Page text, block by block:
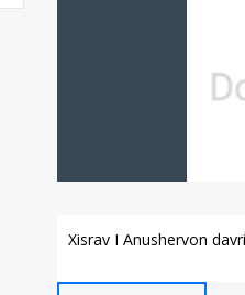
Xisrav I Anushervon